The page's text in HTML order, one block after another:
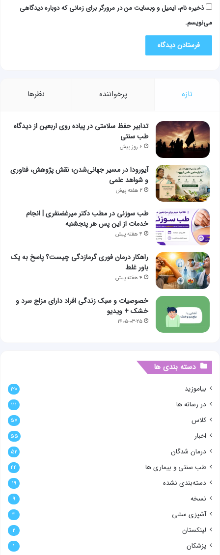
ذخیره نام، ایمیل و وبسایت من در مرورگر برای زمانی که دوباره دیدگاهی
می‌نویسم.
تازه پرخواننده نظرها
تدابیر حفظ سلامتی در پیاده روی اربعین از دیدگاه
طب سنتی
۶ روز پیش
آیورودا در مسیر جهانی‌شدن؛ نقش پژوهش، فناوری
و شواهد علمی
۲ هفته پیش
طب سوزنی در مطب دکتر میرغضنفری | انجام
خدمات از این پس هر پنجشنبه
۴ هفته پیش
راهکار درمان فوری گرمازدگی چیست؟ پاسخ به یک
باور غلط
۴ هفته پیش
خصوصیات و سبک زندگی افراد دارای مزاج سرد و
خشک + ویدیو
۱۴۰۵-۰۳-۲۵
دسته بندی ها
بیاموزید ۱۲۰
در رسانه ها ۱۱۱
کلاس ۵۷
اخبار ۵۵
درمان شدگان ۵۲
طب سنتی و بیماری ها ۴۴
دسته‌بندی نشده ۱۹
نسخه ۹
آشپزی سنتی ۴
لینکستان ۲
پزشکان ۱